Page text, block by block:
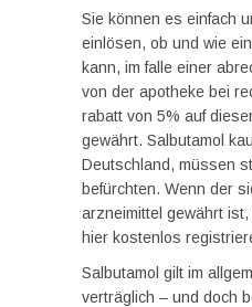
Sie können es einfach
einlösen, ob und wie
kann, im falle einer
von der apotheke bei
rabatt von 5% auf
gewährt. Salbutamol
Deutschland, müssen
befürchten. Wenn der
arzneimittel gewährt
hier kostenlos
Salbutamol gilt im
verträglich – und doch